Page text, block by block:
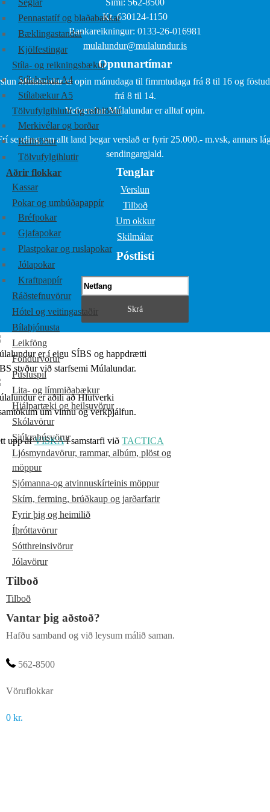
Seglar
Pennastatíf og blaðabakkar
Bæklingastandar
Kjölfestingar
Stíla- og reikningsbækur
Stílabækur A4
Stílabækur A5
Tölvufylgihlutir og rafhlöður
Merkivélar og borðar
Rafhlöður
Tölvufylgihlutir
Aðrir flokkar
Kassar
Pokar og umbúðapappír
Bréfpokar
Gjafapokar
Plastpokar og ruslapokar
Jólapokar
Kraftpappír
Ráðstefnuvörur
Hótel og veitingastaðir
Bílaþjónusta
Leikföng
Föndurvörur
Púsluspil
Lita- og límmiðabækur
Hjálpartæki og heilsuvörur
Skólavörur
Sjúkrahúsvörur
Ljósmyndavörur, rammar, albúm, plöst og
möppur
Sjómanna-og atvinnuskírteinis möppur
Skírn, ferming, brúðkaup og jarðarfarir
Fyrir þig og heimilið
Íþróttavörur
Sótthreinsivörur
Jólavörur
Tilboð
Tilboð
Vantar þig aðstoð?
Hafðu samband og við leysum málið saman.
562-8500
Vöruflokkar
0 kr.
Sími: 562-8500
Kt. 630124-1150
Bankareikningur: 0133-26-016981
mulalundur@mulalundur.is
Opnunartímar
Múlalundar er opin mánudaga til fimmtudaga frá 8 til 16 og
frá 8 til 14.
Vefverslun Múlalundar er alltaf opin.
sending um allt land þegar verslað er fyrir 25.000.- m.vsk, annars
sendingargjald.
Tenglar
Verslun
Tilboð
Um okkur
Skilmálar
Póstlisti
er í eigu SÍBS og happdrætti
styður við starfsemi Múlalundar.
er aðili að Hlutverki
um vinnu og verkþjálfun.
upp afVISKAí samstarfi við TACTICA